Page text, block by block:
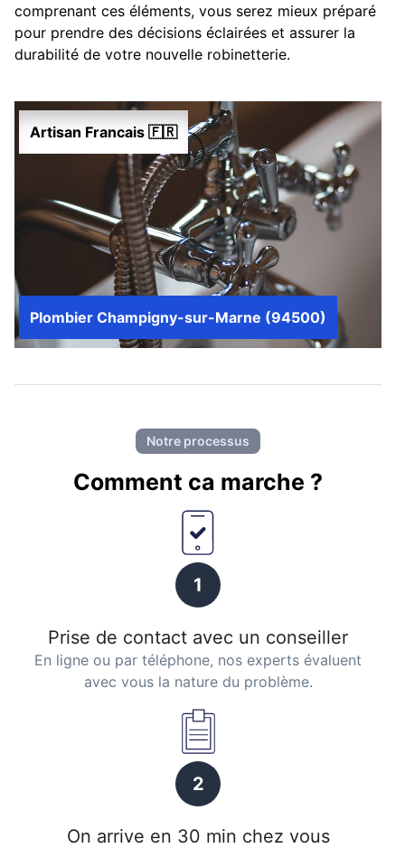
comprenant ces éléments, vous serez mieux préparé
pour prendre des décisions éclairées et assurer la
durabilité de votre nouvelle robinetterie.
Artisan Francais 🇫🇷
Plombier Champigny-sur-Marne (94500)
Notre processus
Comment ca marche ?
1
Prise de contact avec un conseiller
En ligne ou par téléphone, nos experts évaluent
avec vous la nature du problème.
2
On arrive en 30 min chez vous